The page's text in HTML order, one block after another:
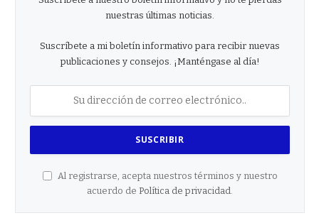
nuestras últimas noticias.
Suscríbete a mi boletín informativo para recibir nuevas
publicaciones y consejos. ¡Manténgase al día!
Al registrarse, acepta nuestros términos y nuestro
acuerdo de Política de privacidad